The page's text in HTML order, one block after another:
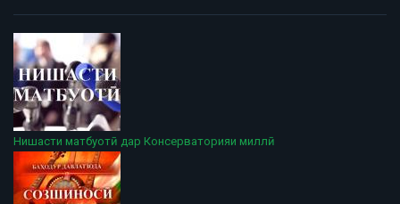
Нишасти матбуотӣ дар Консерваторияи миллӣ